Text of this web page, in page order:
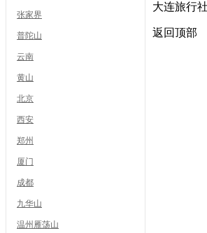
张家界
普陀山
云南
黄山
北京
西安
郑州
厦门
成都
九华山
温州雁荡山
大连旅行
返回顶部